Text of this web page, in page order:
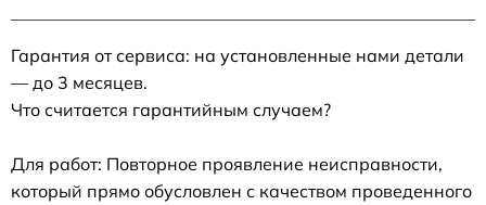
Гарантия от сервиса: на установленные нами детали
— до 3 месяцев.
Что считается гарантийным случаем?
Для работ: Повторное проявление неисправности,
который прямо обусловлен с качеством проведенного